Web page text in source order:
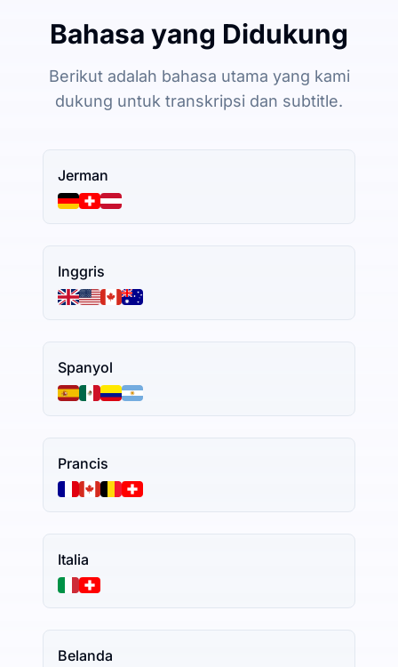
Bahasa yang Didukung
Berikut adalah bahasa utama yang kami
dukung untuk transkripsi dan subtitle.
Jerman
Inggris
Spanyol
Prancis
Italia
Belanda